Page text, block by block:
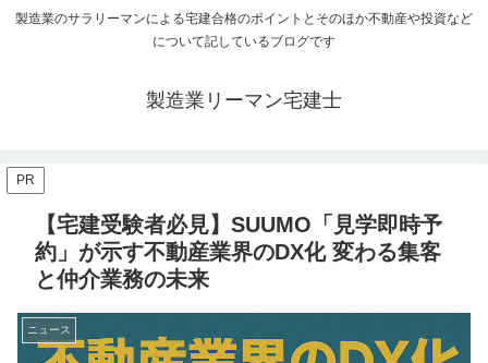
製造業のサラリーマンによる宅建合格のポイントとそのほか不動産や投資など
について記しているブログです
製造業リーマン宅建士
PR
【宅建受験者必見】SUUMO「見学即時予
約」が示す不動産業界のDX化 変わる集客
と仲介業務の未来
ニュース